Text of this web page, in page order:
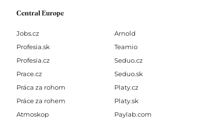
Central Europe
Jobs.cz
Profesia.sk
Profesia.cz
Prace.cz
Práca za rohom
Práce za rohem
Atmoskop
Arnold
Teamio
Seduo.cz
Seduo.sk
Platy.cz
Platy.sk
Paylab.com